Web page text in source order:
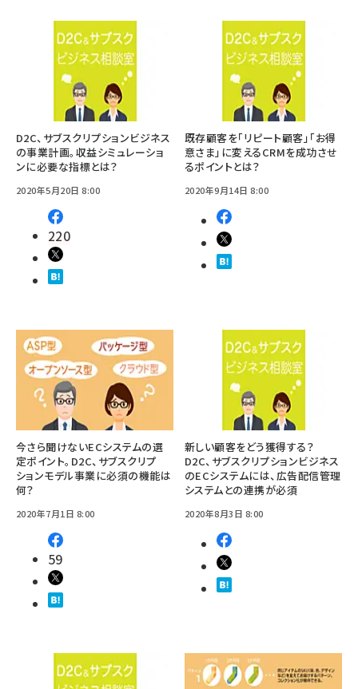
D2C、サブスクリプションビジネス
の事業計画。収益シミュレーショ
ンに必要な指標とは？
2020年5月20日 8:00
220
既存顧客を「リピート顧客」「お得
意さま」に変えるCRMを成功させ
るポイントとは？
2020年9月14日 8:00
今さら聞けないECシステムの選
定ポイント。D2C、サブスクリプ
ションモデル事業に必須の機能は
何？
2020年7月1日 8:00
59
新しい顧客をどう獲得する？
D2C、サブスクリプションビジネス
のECシステムには、広告配信管理
システムとの連携が必須
2020年8月3日 8:00